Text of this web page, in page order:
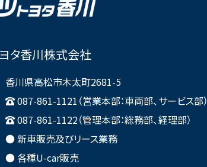
タ香川株式会社
香川県高松市木太町2681-5
087-861-1121（営業本部：車両部、サービス部）
087-861-1122（管理本部：総務部、経理部）
● 新車販売及びリース業務
● 各種U-car販売